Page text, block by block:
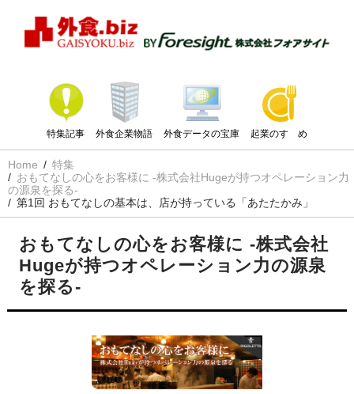
特集記事 外食企業物語 外食データの宝庫 起業のすゝめ
Home
特集
おもてなしの心をお客様に -株式会社Hugeが持つオペレーション力
の源泉を探る-
第1回 おもてなしの基本は、店が持っている「あたたかみ」
おもてなしの心をお客様に -株式会社
Hugeが持つオペレーション力の源泉
を探る-